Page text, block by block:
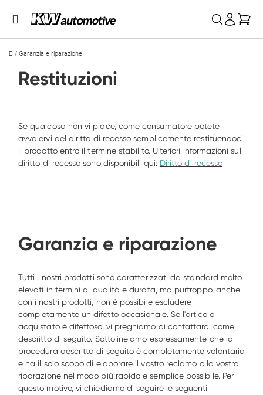
/ Garanzia e riparazione
Restituzioni
Se qualcosa non vi piace, come consumatore potete
avvalervi del diritto di recesso semplicemente restituendoci
il prodotto entro il termine stabilito. Ulteriori informazioni sul
diritto di recesso sono disponibili qui: Diritto di recesso
Garanzia e riparazione
Tutti i nostri prodotti sono caratterizzati da standard molto
elevati in termini di qualità e durata, ma purtroppo, anche
con i nostri prodotti, non è possibile escludere
completamente un difetto occasionale. Se l'articolo
acquistato è difettoso, vi preghiamo di contattarci come
descritto di seguito. Sottolineiamo espressamente che la
procedura descritta di seguito è completamente volontaria
e ha il solo scopo di elaborare il vostro reclamo o la vostra
riparazione nel modo più rapido e semplice possibile. Per
questo motivo, vi chiediamo di seguire le seguenti